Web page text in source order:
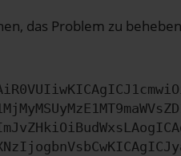
das Problem zu